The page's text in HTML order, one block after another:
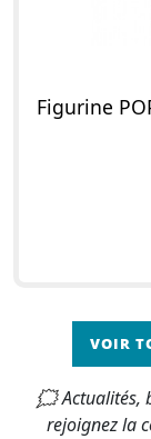
VOIR
🗯 Actualités,
rejoignez la